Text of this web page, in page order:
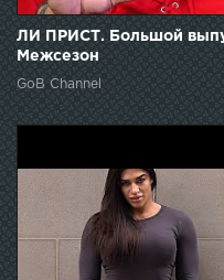
ЛИ ПРИСТ. Большой
Межсезон
GoB Channel